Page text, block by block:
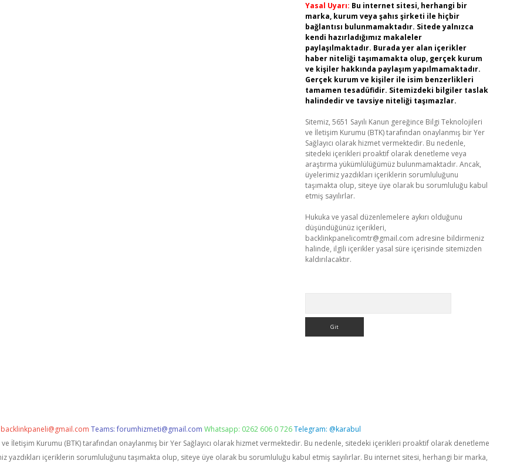
Yasal Uyarı: Bu internet sitesi, herhangi bir
marka, kurum veya şahıs şirketi ile hiçbir
bağlantısı bulunmamaktadır. Sitede yalnızca
kendi hazırladığımız makaleler
paylaşılmaktadır. Burada yer alan içerikler
haber niteliği taşımamakta olup, gerçek kurum
ve kişiler hakkında paylaşım yapılmamaktadır.
Gerçek kurum ve kişiler ile isim benzerlikleri
tamamen tesadüfidir. Sitemizdeki bilgiler taslak
halindedir ve tavsiye niteliği taşımazlar.
Sitemiz, 5651 Sayılı Kanun gereğince Bilgi Teknolojileri
ve İletişim Kurumu (BTK) tarafından onaylanmış bir Yer
Sağlayıcı olarak hizmet vermektedir. Bu nedenle,
sitedeki içerikleri proaktif olarak denetleme veya
araştırma yükümlülüğümüz bulunmamaktadır. Ancak,
üyelerimiz yazdıkları içeriklerin sorumluluğunu
taşımakta olup, siteye üye olarak bu sorumluluğu kabul
etmiş sayılırlar.
Hukuka ve yasal düzenlemelere aykırı olduğunu
düşündüğünüz içerikleri,
backlinkpanelicomtr@gmail.com adresine bildirmeniz
halinde, ilgili içerikler yasal süre içerisinde sitemizden
kaldırılacaktır.
backlinkpaneli@gmail.com Teams:forumhizmeti@gmail.com Whatsapp: 0262 606 0 726Telegram: @karabul
ve İletişim Kurumu (BTK) tarafından onaylanmış bir Yer Sağlayıcı olarak hizmet vermektedir. Bu nedenle, sitedeki içerikleri proaktif olarak denetleme
yazdıkları içeriklerin sorumluluğunu taşımakta olup, siteye üye olarak bu sorumluluğu kabul etmiş sayılırlar. Bu internet sitesi, herhangi bir marka,